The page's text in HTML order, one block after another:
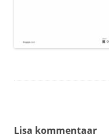
Lisa kommentaar